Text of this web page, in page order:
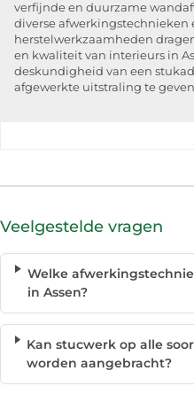
verfijnde en duurzame
diverse afwerkingstechnieken
herstelwerkzaamheden
en kwaliteit van interieurs in
deskundigheid van een
afgewerkte uitstraling te
Veelgestelde vragen
Welke
in Assen?
Kan stucwerk op alle
worden aangebracht?